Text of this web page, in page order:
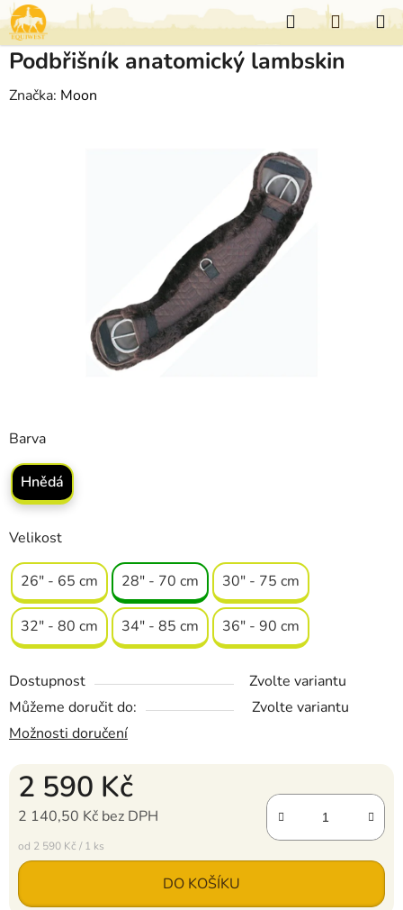
Přejít
na
obsah
Hledat
KOŠÍK
Barva
Hnědá
Velikost
26" - 65 cm 28" - 70 cm 30" - 75 cm
32" - 80 cm 34" - 85 cm 36" - 90 cm
Dostupnost
Zvolte variantu
Můžeme doručit do:
Zvolte variantu
Možnosti doručení
2 590 Kč
2 140,50 Kč bez DPH
Měrná cena:
od 2 590 Kč / 1 ks
DO KOŠÍKU
Podbřišník anatomický lambskin
Značka: Moon